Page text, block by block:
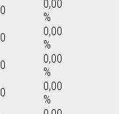
0
0,00
%
0
0,00
%
0
0,00
%
0
0,00
%